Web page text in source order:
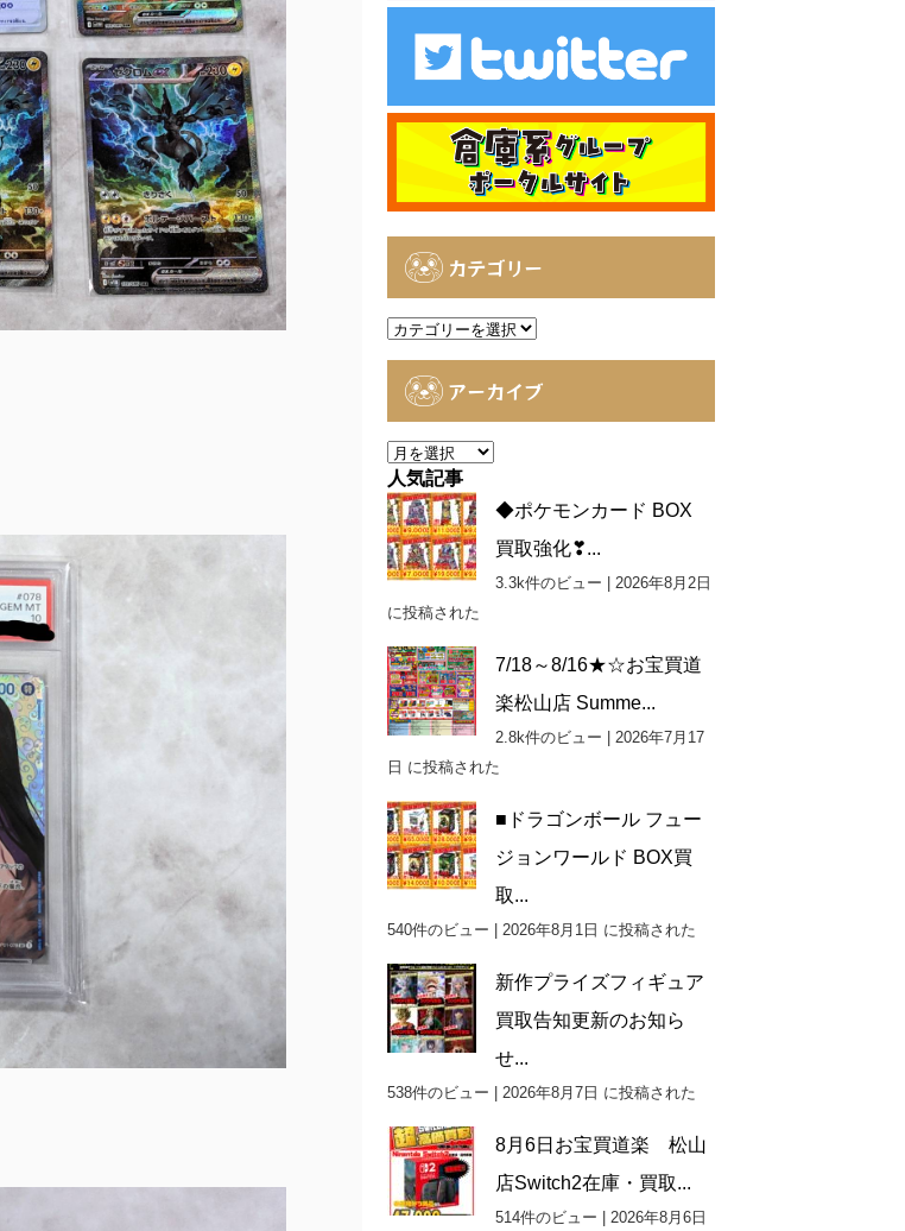
カテゴリー
カ
アーカイブ
ア
ー
カ
イ
ブ
人気記事
◆ポケモンカード BOX
買取強化❣...
3.3k件のビュー
2026年8月2日
に投稿された
7/18～8/16★☆お宝買道
楽松山店 Summe...
2.8k件のビュー
2026年7月17
日 に投稿された
■ドラゴンボール フュー
ジョンワールド BOX買
取...
540件のビュー 2026年8月1日 に投稿された
新作プライズフィギュア
買取告知更新のお知ら
せ...
538件のビュー 2026年8月7日 に投稿された
8月6日お宝買道楽 松山
店Switch2在庫・買取...
514件のビュー 2026年8月6日